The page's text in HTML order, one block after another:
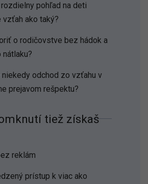
pohľad na deti
vzťah ako taký?
o rodičovstve bez hádok a
niekedy odchod zo vzťahu v
prejavom rešpektu?
tiež získaš
reklám
prístup k viac ako